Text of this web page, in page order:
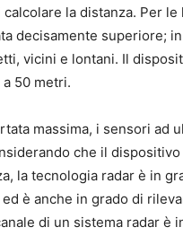
la distanza. Per
decisamente superiore;
vicini e lontani. Il
50 metri.
massima, i sensori ad
che il
la tecnologia radar è in
è anche in grado di
di un sistema radar è